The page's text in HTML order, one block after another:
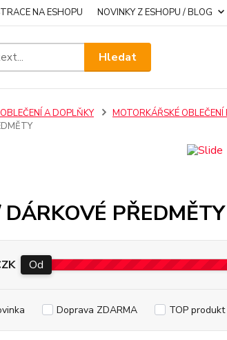
NA ESHOPU NOVINKY Z ESHOPU / BLOG
Hledat
A DOPLŇKY MOTORKÁŘSKÉ
PŘEDMĚTY
Od
Doprava ZDARMA TOP produkt